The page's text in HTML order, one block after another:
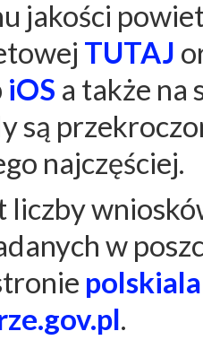
jakości
TUTAJ
iOS a także na
są
najczęściej.
liczby
w
.